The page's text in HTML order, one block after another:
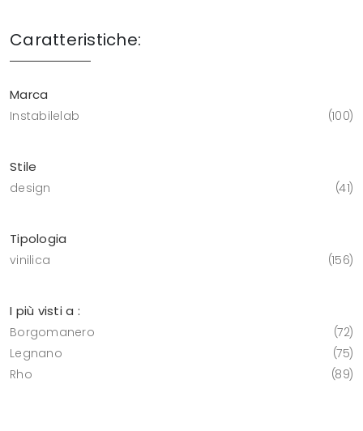
Caratteristiche:
Marca
Instabilelab 100
Stile
design 41
Tipologia
vinilica 156
I più visti a :
Borgomanero
72
Legnano
75
Rho
89